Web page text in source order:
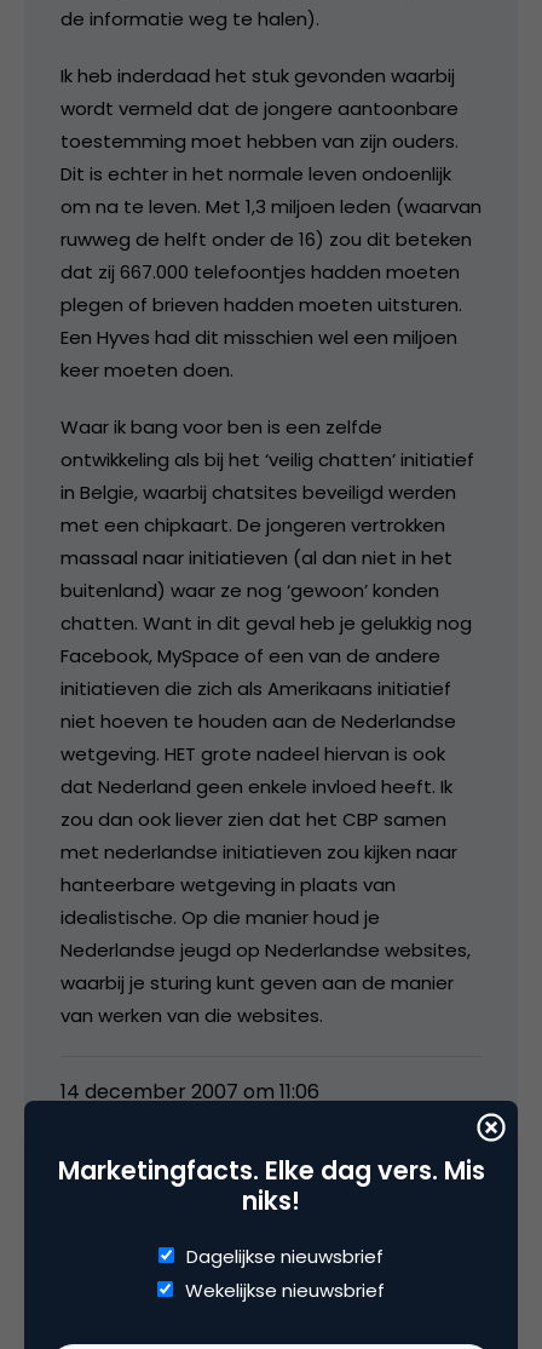
de informatie weg te halen).
Ik heb inderdaad het stuk gevonden waarbij
wordt vermeld dat de jongere aantoonbare
toestemming moet hebben van zijn ouders.
Dit is echter in het normale leven ondoenlijk
om na te leven. Met 1,3 miljoen leden (waarvan
ruwweg de helft onder de 16) zou dit beteken
dat zij 667.000 telefoontjes hadden moeten
plegen of brieven hadden moeten uitsturen.
Een Hyves had dit misschien wel een miljoen
keer moeten doen.
Waar ik bang voor ben is een zelfde
ontwikkeling als bij het ‘veilig chatten’ initiatief
in Belgie, waarbij chatsites beveiligd werden
met een chipkaart. De jongeren vertrokken
massaal naar initiatieven (al dan niet in het
buitenland) waar ze nog ‘gewoon’ konden
chatten. Want in dit geval heb je gelukkig nog
Facebook, MySpace of een van de andere
initiatieven die zich als Amerikaans initiatief
niet hoeven te houden aan de Nederlandse
wetgeving. HET grote nadeel hiervan is ook
dat Nederland geen enkele invloed heeft. Ik
zou dan ook liever zien dat het CBP samen
met nederlandse initiatieven zou kijken naar
hanteerbare wetgeving in plaats van
idealistische. Op die manier houd je
Nederlandse jeugd op Nederlandse websites,
waarbij je sturing kunt geven aan de manier
van werken van die websites.
14 december 2007 om 11:06
Ik was recentelijk bij het ‘Social Networking
Event’georganiseerd door Digibewust. Sjoera
Marketingfacts. Elke dag vers. Mis
niks!
Dagelijkse nieuwsbrief
Wekelijkse nieuwsbrief